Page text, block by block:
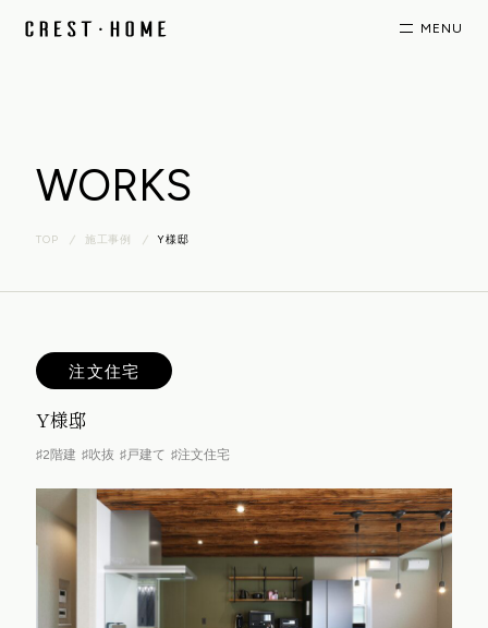
WORKS
TOP 施工事例 Y様邸
注文住宅
Y様邸
♯2階建 ♯吹抜 ♯戸建て ♯注文住宅